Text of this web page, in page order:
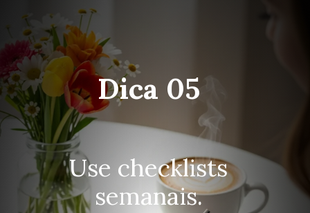
Dica 05
Use checklists
semanais.